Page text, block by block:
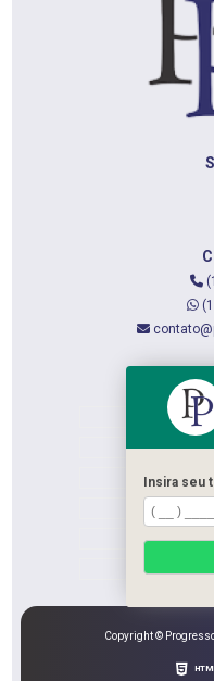
Copyright ©
Insira seu